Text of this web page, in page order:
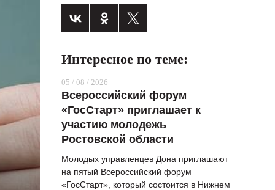
ГОРОДСКОЙ ПОРТАЛ
ВОПРОС НЕДЕЛИ
ТАМ И ТУТ
СТИЛЬ ЖИЗНИ
Интересное по теме:
05 / 08 / 2026
Всероссийский форум
«ГосСтарт» приглашает к
участию молодежь
Ростовской области
Молодых управленцев Дона приглашают
на пятый Всероссийский форум
«ГосСтарт», который состоится в Нижнем